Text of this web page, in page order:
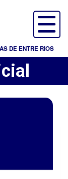
DE ENTRE RIOS